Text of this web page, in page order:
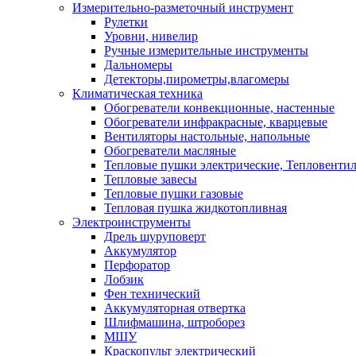
Измерительно-разметочный инструмент
Рулетки
Уровни, нивелир
Ручные измерительные инструменты
Дальномеры
Детекторы,пирометры,влагомеры
Климатическая техника
Обогреватели конвекционные, настенные
Обогреватели инфракрасные, кварцевые
Вентиляторы настольные, напольные
Обогреватели масляные
Тепловые пушки электрические,
Тепловые завесы
Тепловые пушки газовые
Тепловая пушка жидкотопливная
Электроинструменты
Дрель шуруповерт
Аккумулятор
Перфоратор
Лобзик
Фен технический
Аккумуляторная отвертка
Шлифмашина, штроборез
МШУ
Краскопульт электрический